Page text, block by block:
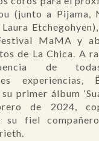
(junto a Pijama,
MaMA y
de La Chica. A
de
experiencias,
primer álbum
de 2024,
su fiel